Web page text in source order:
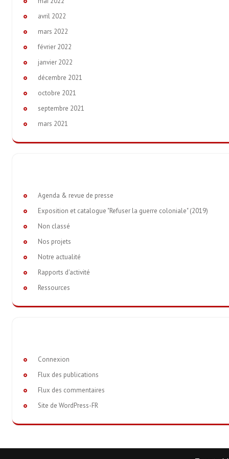
avril 2022
mars 2022
février 2022
janvier 2022
décembre 2021
octobre 2021
septembre 2021
mars 2021
Agenda & revue de presse
Exposition et catalogue "Refuser la guerre coloniale" (2019)
Non classé
Nos projets
Notre actualité
Rapports d'activité
Ressources
Connexion
Flux des publications
Flux des commentaires
Site de WordPress-FR